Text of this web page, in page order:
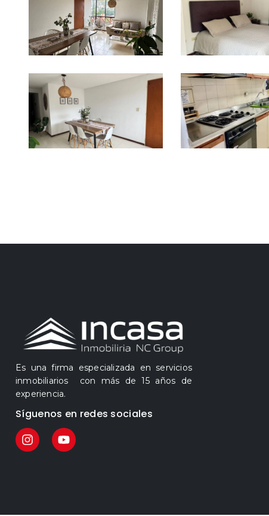
Es una firma especializada en servicios
inmobiliarios con más de 15 años de
experiencia.
Síguenos en redes sociales